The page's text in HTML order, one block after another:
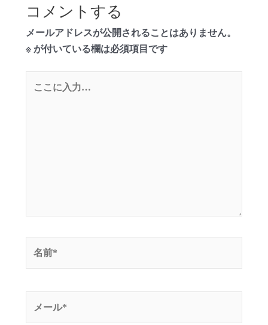
コメントする
メールアドレスが公開されることはありません。
※が付いている欄は必須項目です